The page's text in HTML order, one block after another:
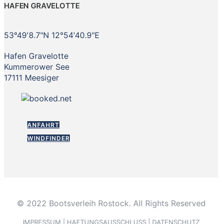
HAFEN GRAVELOTTE
53°49'8.7"N 12°54'40.9"E
Hafen Gravelotte
Kummerower See
17111 Meesiger
ANFAHRT
WINDFINDER
© 2022 Bootsverleih Rostock. All Rights Reserved
IMPRESSUM HAFTUNGSAUSSCHLUSS| DATENSCHUTZ